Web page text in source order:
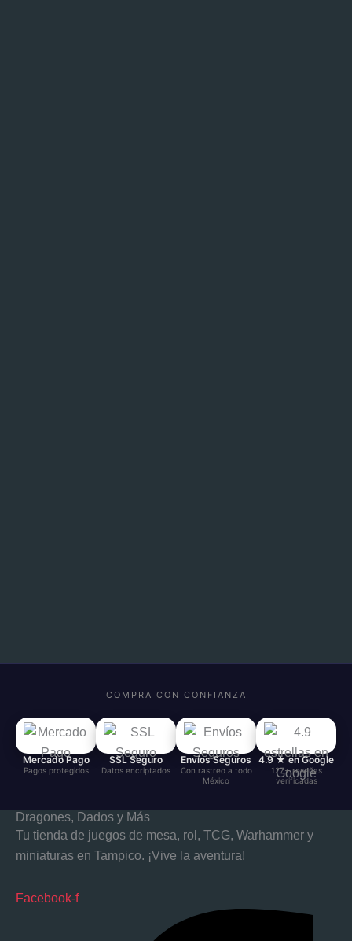
COMPRA CON CONFIANZA
Mercado Pago
Pagos protegidos
SSL Seguro
Datos encriptados
Envíos Seguros
Con rastreo a todo
México
4.9 ★ en Google
127+ reseñas
verificadas
Dragones, Dados y Más
Tu tienda de juegos de mesa, rol, TCG, Warhammer y
miniaturas en Tampico. ¡Vive la aventura!
Facebook-f